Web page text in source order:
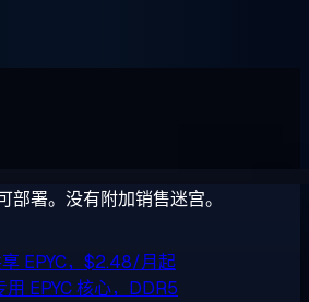
署。没有附加销售迷宫。
EPYC，$2.48/月起
用 EPYC 核心，DDR5